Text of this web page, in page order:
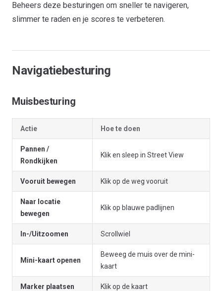
Beheers deze besturingen om sneller te navigeren,
slimmer te raden en je scores te verbeteren.
Navigatiebesturing
Muisbesturing
Actie Hoe te doen
Pannen /
Rondkijken
Klik en sleep in Street View
Vooruit bewegen Klik op de weg vooruit
Naar locatie
bewegen
Klik op blauwe padlijnen
In-/Uitzoomen Scrollwiel
Mini-kaart openen
Beweeg de muis over de mini-
kaart
Marker plaatsen Klik op de kaart